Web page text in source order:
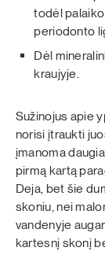
todėl
periodonto
Dėl
kraujyje.
Sužinojus apie
norisi įtraukti
įmanoma
pirmą kartą
Deja, bet šie
skoniu, nei
vandenyje
kartesnį skonį